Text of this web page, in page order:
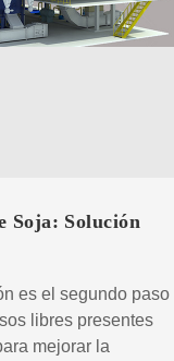
Soja: Solución
es el segundo paso
libres presentes
mejorar la